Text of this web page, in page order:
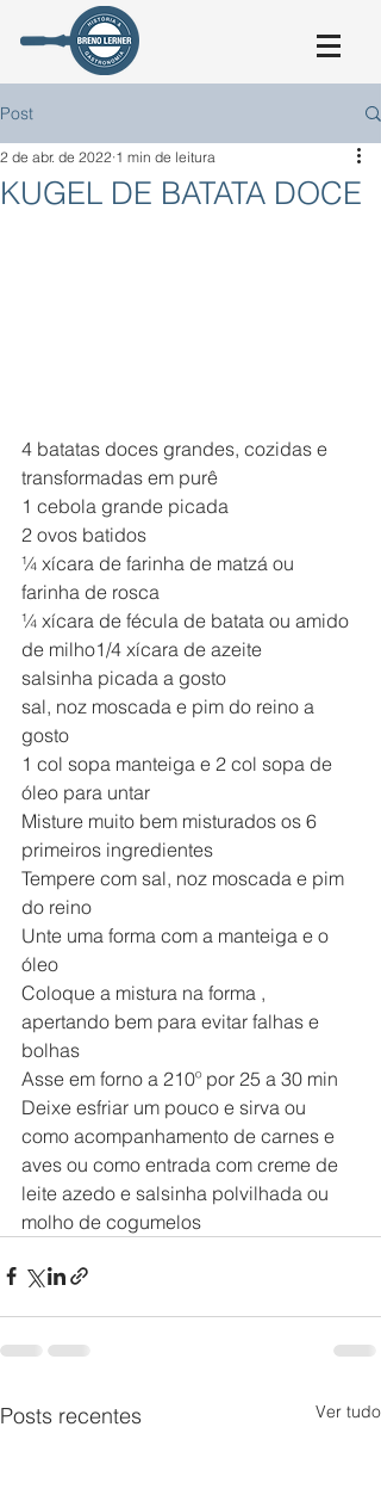
Post
KUGEL DE BATATA DOCE
2 de abr. de 2022 1 min de leitura
4 batatas doces grandes, cozidas e
transformadas em purê
1 cebola grande picada
2 ovos batidos
¼ xícara de farinha de matzá ou
farinha de rosca
¼ xícara de fécula de batata ou amido
de milho1/4 xícara de azeite
salsinha picada a gosto
sal, noz moscada e pim do reino a
gosto
1 col sopa manteiga e 2 col sopa de
óleo para untar
Misture muito bem misturados os 6
primeiros ingredientes
Tempere com sal, noz moscada e pim
do reino
Unte uma forma com a manteiga e o
óleo
Coloque a mistura na forma ,
apertando bem para evitar falhas e
bolhas
Asse em forno a 210º por 25 a 30 min
Deixe esfriar um pouco e sirva ou
como acompanhamento de carnes e
aves ou como entrada com creme de
leite azedo e salsinha polvilhada ou
molho de cogumelos
Posts recentes Ver tudo